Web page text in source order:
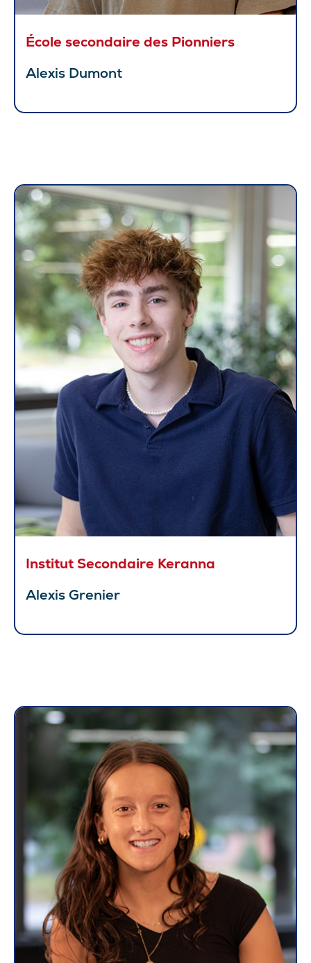
École secondaire des Pionniers
Alexis Dumont
Institut Secondaire Keranna
Alexis Grenier